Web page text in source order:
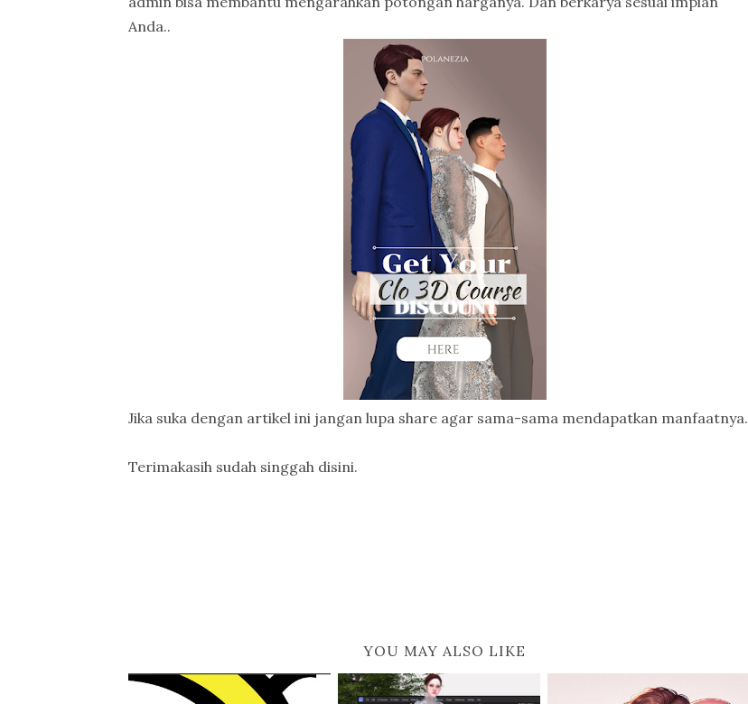
Anda..
Jika suka dengan artikel ini jangan lupa share agar sama-sama mendapatkan manfaatnya.
Terimakasih sudah singgah disini.
YOU MAY ALSO LIKE